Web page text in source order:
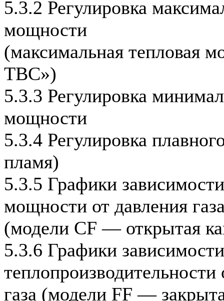
5.3.2 Регулировка
мощности
(максимальная тепловая
ТВС»)
5.3.3 Регулировка
мощности
5.3.4 Регулировка
пламя)
5.3.5 Графики
мощности от давления
(модели CF — открытая
5.3.6 Графики зависимости
теплопроизводительности
газа (модели FF —